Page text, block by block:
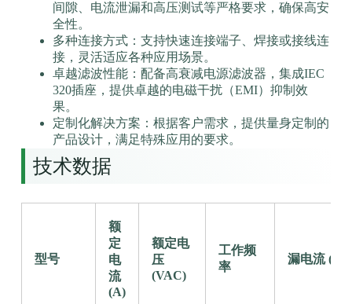
间隙、电流泄漏和高压测试等严格要求，确保高安
全性。
多种连接方式：支持快速连接端子、焊接或接线连
接，灵活适应各种应用场景。
卓越滤波性能：配备高衰减电源滤波器，集成IEC
320插座，提供卓越的电磁干扰（EMI）抑制效
果。
定制化解决方案：根据客户需求，提供量身定制的
产品设计，满足特殊应用的要求。
技术数据
型号
额
定
电
流
(A)
额定电
压
(VAC)
工作频
率
漏电流